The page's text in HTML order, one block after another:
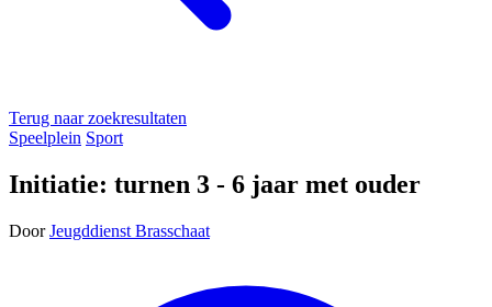
Terug naar zoekresultaten
Speelplein Sport
Initiatie: turnen 3 - 6 jaar met ouder
Door Jeugddienst Brasschaat